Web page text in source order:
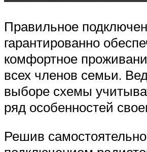
Правильное
гарантированно
комфортное
всех членов семьи.
выборе схемы
ряд особенностей
Решив